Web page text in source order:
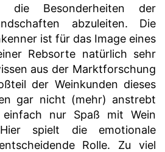
Besonderheiten der
abzuleiten. Die
ist für das Image eines
Rebsorte natürlich sehr
aus der Marktforschung
der Weinkunden dieses
gar nicht (mehr) anstrebt
nur Spaß mit Wein
spielt die emotionale
Rolle. Zu viel